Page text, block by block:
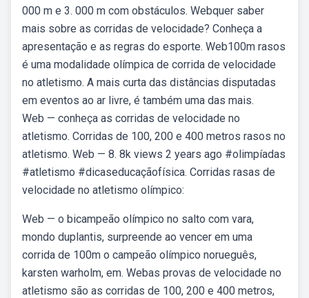
000 m e 3. 000 m com obstáculos. Webquer saber
mais sobre as corridas de velocidade? Conheça a
apresentação e as regras do esporte. Web100m rasos
é uma modalidade olímpica de corrida de velocidade
no atletismo. A mais curta das distâncias disputadas
em eventos ao ar livre, é também uma das mais.
Web — conheça as corridas de velocidade no
atletismo. Corridas de 100, 200 e 400 metros rasos no
atletismo. Web — 8. 8k views 2 years ago #olimpíadas
#atletismo #dicaseducaçãofísica. Corridas rasas de
velocidade no atletismo olímpico:
Web — o bicampeão olímpico no salto com vara,
mondo duplantis, surpreende ao vencer em uma
corrida de 100m o campeão olímpico norueguês,
karsten warholm, em. Webas provas de velocidade no
atletismo são as corridas de 100, 200 e 400 metros,